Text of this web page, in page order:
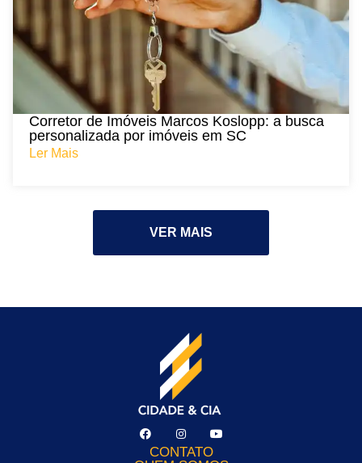
Corretor de Imóveis Marcos Koslopp: a busca
personalizada por imóveis em SC
Ler Mais
VER MAIS
CONTATO